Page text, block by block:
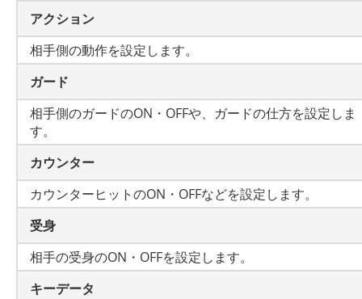
アクション
相手側の動作を設定します。
ガード
相手側のガードのON・OFFや、ガードの仕方を設定しま
す。
カウンター
カウンターヒットのON・OFFなどを設定します。
受身
相手の受身のON・OFFを設定します。
キーデータ